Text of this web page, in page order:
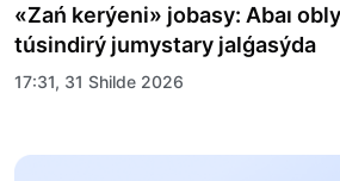
«Zań kerýeni» jobasy: Abaı
túsindirý jumystary jalǵasýda
17:31, 31 Shilde 2026
Halyqaralyq «Formýla-1 H2O»